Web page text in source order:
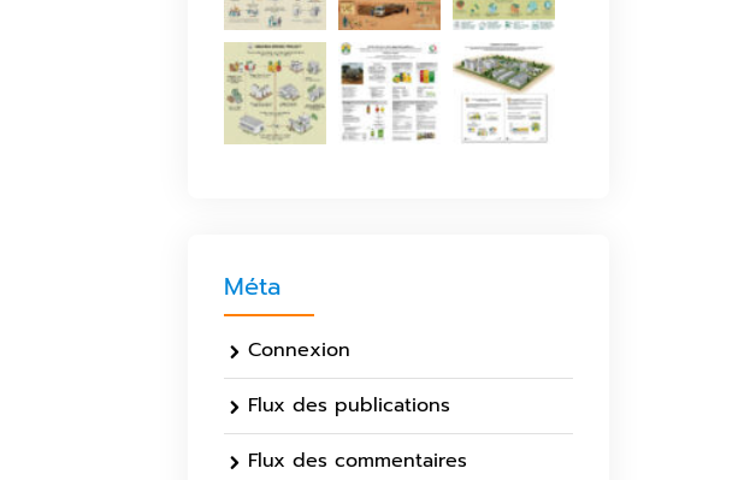
Méta
Connexion
Flux des publications
Flux des commentaires